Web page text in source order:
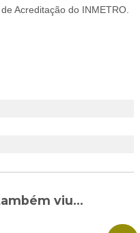
Acreditação do INMETRO.
viu...